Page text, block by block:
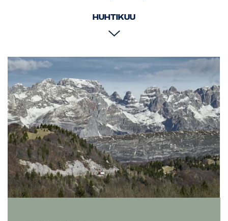
Valokotelo: Vankka alumiini.
Luokitus: IP67
Hyväksyntä: ADR-hyväksytty
Tärinäluokitus: 15,6 G
Korkeus: 131 mm
Leveys: 110 mm
Syvyys: 60 mm
Paino: 900 grammaa
Watit: 45
LEDien määrä: 9 kpl, x 5 W
Raakaluumenit: 4752
Teholliset luumenit: 3326
EMC-hyväksyntä: CISPR25 Luokka 3.
Huhtikuu